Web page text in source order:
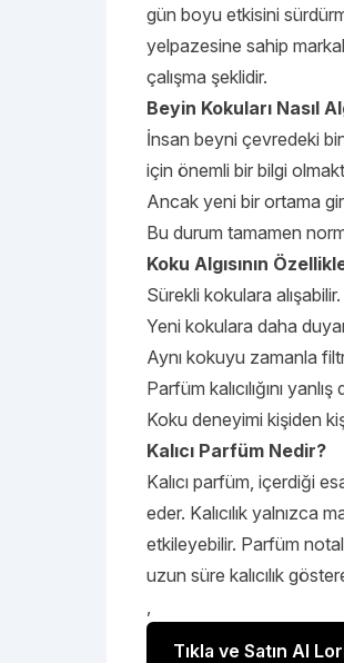
gün boyu etkisini
yelpazesine sahip
çalışma şeklidir.
Beyin Kokuları Nasıl
İnsan beyni çevredeki
için önemli bir bilgi
Ancak yeni bir ortama
Bu durum tamamen
Koku Algısının
Sürekli kokulara alışabilir.
Yeni kokulara daha
Aynı kokuyu zamanla
Parfüm kalıcılığını
Koku deneyimi kişiden
Kalıcı Parfüm Nedir?
Kalıcı parfüm, içerdiği
eder. Kalıcılık yalnızca
etkileyebilir. Parfüm
uzun süre kalıcılık
,
Tıkla ve Satın Al